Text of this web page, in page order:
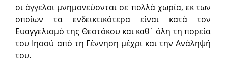
οι άγγελοι μνημονεύονται σε πολλά χωρία, εκ των
οποίων τα ενδεικτικότερα είναι κατά τον
Ευαγγελισμό της Θεοτόκου και καθ΄ όλη τη πορεία
του Ιησού από τη Γέννηση μέχρι και την Ανάληψή
του.